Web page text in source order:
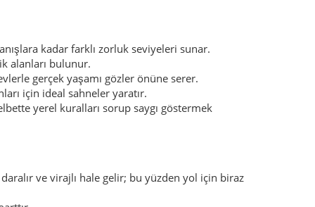
almak akıllıca olur.
çok ısrarcı ve baskıcı bir tavırla içeri
“Teşekkürler, sonra bakarız” diyerek
alarak – örneğin kestane, bal, peynir, yoğurt,